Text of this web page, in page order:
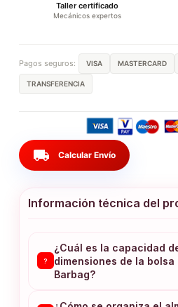
Taller certificado
Mecánicos expertos
Pagos seguros: VISA MASTERCARD
TRANSFERENCIA
local_shipping Calcular Envío
Información técnica del
?
¿Cuál es la capacidad
dimensiones de la
Barbag?